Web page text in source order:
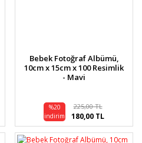
Bebek Fotoğraf Albümü,
10cm x 15cm x 100 Resimlik
- Mavi
%20
indirim
225,00 TL
180,00 TL